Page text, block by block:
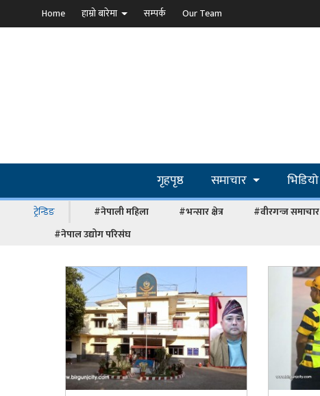
Home हाम्रो बारेमा सम्पर्क Our Team
गृहपृष्ठ समाचार भिडियो
ट्रेन्डिङ #नेपाली महिला #भन्सार क्षेत्र #वीरगन्ज समाचार
#नेपाल उद्योग परिसंघ